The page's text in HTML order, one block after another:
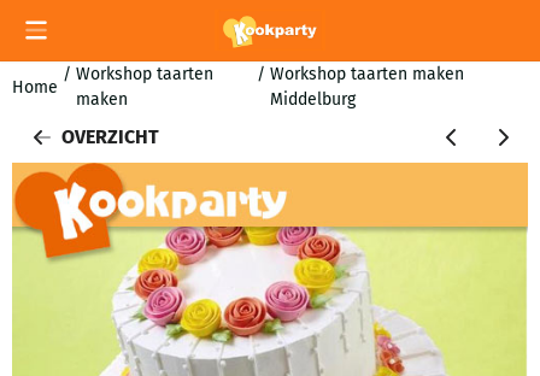
Cookievoorkeuren zijn momenteel gesloten.
Home
/ Workshop taarten
maken
/ Workshop taarten maken
Middelburg
OVERZICHT